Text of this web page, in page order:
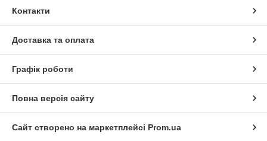
Контакти
Доставка та оплата
Графік роботи
Повна версія сайту
Сайт створено на маркетплейсі Prom.ua